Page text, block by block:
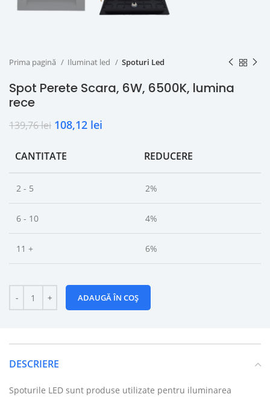
Prima pagină Iluminat led Spoturi Led
Spot Perete Scara, 6W, 6500K, lumina
rece
139,76lei 108,12 lei
CANTITATE REDUCERE
2 - 5 2%
6 - 10 4%
11 + 6%
ADAUGĂ ÎN COȘ
DESCRIERE
Spoturile LED sunt produse utilizate pentru iluminarea